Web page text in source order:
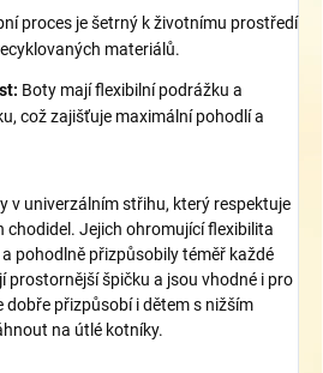
proces je šetrný k životnímu prostředí
materiálů.
Boty mají flexibilní podrážku a
což zajišťuje maximální pohodlí a
v univerzálním střihu, který respektuje
chodidel. Jejich ohromující flexibilita
pohodlně přizpůsobily téměř každé
prostornější špičku a jsou vhodné i pro
dobře přizpůsobí i dětem s nižším
na útlé kotníky.